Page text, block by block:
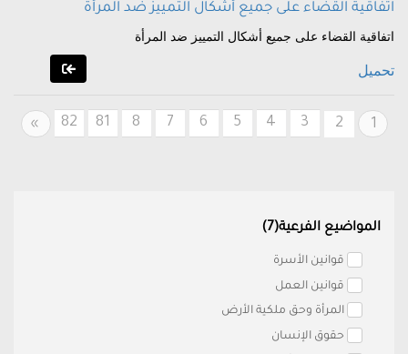
اتفاقية القضاء على جميع أشكال التمييز ضد المرأة
اتفاقية القضاء على جميع أشكال التمييز ضد المرأة
تحميل
1
2
3
4
5
6
7
8
81
82
»
المواضيع الفرعية(7)
قوانين الأسرة
قوانين العمل
المرأة وحق ملكية الأرض
حقوق الإنسان